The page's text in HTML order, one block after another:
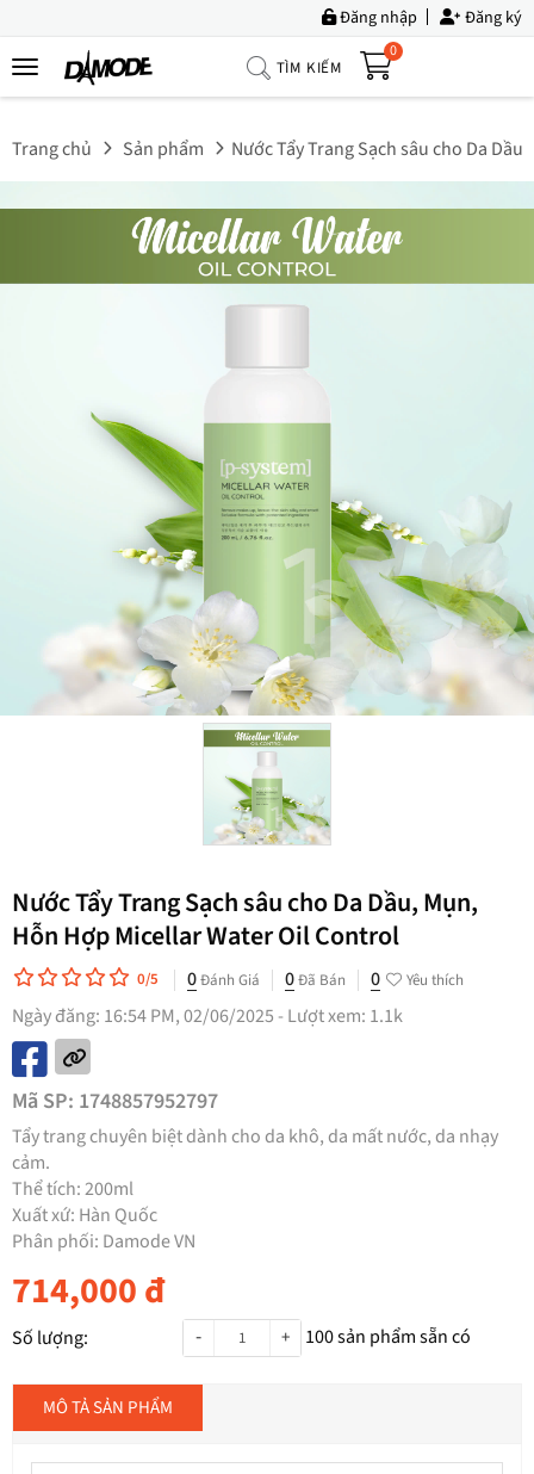
Đăng nhập Đăng ký
TÌM KIẾM
0
Trang
Trang chủ Sản phẩm Nước Tẩy Trang Sạch sâu cho Da
Nước Tẩy Trang Sạch sâu cho Da Dầu, Mụn,
Hỗn Hợp Micellar Water Oil Control
0/5 0Đánh Giá 0Đã Bán 0 Yêu thích
Ngày đăng: 16:54 PM, 02/06/2025 - Lượt xem: 1.1k
Mã SP: 1748857952797
Tẩy trang chuyên biệt dành cho da khô, da mất nước, da nhạy
cảm.
Thể tích: 200ml
Xuất xứ: Hàn Quốc
Phân phối: Damode VN
714,000đ
Số lượng: +
- 100sản phẩm sẵn có
MÔ TẢ SẢN PHẨM